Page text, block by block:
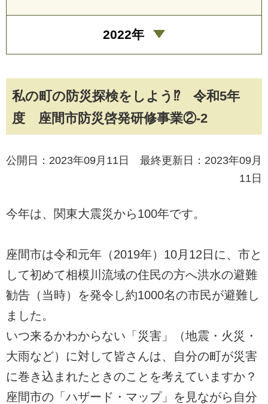
私の町の防災探検をしよう⁉ 令和5年
度 座間市防災啓発研修事業②-2
公開日：2023年09月11日 最終更新日：2023年09月
11日
今年は、関東大震災から100年です。
座間市は令和元年（2019年）10月12日に、市と
して初めて相模川流域の住民の方へ洪水の避難
勧告（当時）を発令し約1000名の市民が避難し
ました。
いつ来るかわからない「災害」（地震・火災・
大雨など）に対して皆さんは、自分の町が災害
に巻き込まれたときのことを考えていますか？
座間市の「ハザード・マップ」を見ながら自分
2022年